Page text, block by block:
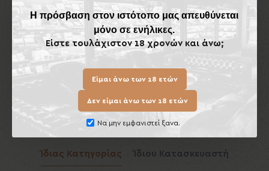
Η πρόσβαση στον ιστότοπο μας απευθύνεται
μόνο σε ενήλικες.
Είστε τουλάχιστον 18 χρονών και άνω;
Είμαι άνω των 18 ετών
Δεν είμαι άνω των 18 ετών
Να μην εμφανιστεί ξανα.
Toscanello Giallo
7,70€
Καλάθι
Κεραμικό Τασάκι Πούρων
Lubinski
70,00€
Καλάθι
Ίδιας Κατηγορίας Ίδιου Κατασκευαστή